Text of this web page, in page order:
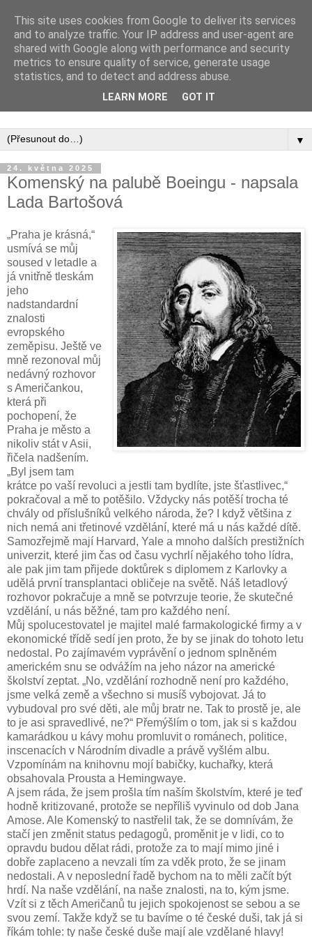
Inspirujte se tím, co píší posluchači kurzů a co se na nich
▼
24. května 2025
Komenský na palubě Boeingu - napsala
Lada Bartošová
„Praha je krásná,“
usmívá se můj
soused v letadle a
já vnitřně tleskám
jeho
nadstandardní
znalosti
evropského
zeměpisu. Ještě ve
mně rezonoval můj
nedávný rozhovor
s Američankou,
která při
pochopení, že
Praha je město a
nikoliv stát v Asii,
řičela nadšením.
„Byl jsem tam
krátce po vaší revoluci a jestli tam bydlíte, jste šťastlivec,“
pokračoval a mě to potěšilo. Vždycky nás potěší trocha té
chvály od příslušníků velkého národa, že? I když většina z
nich nemá ani třetinové vzdělání, které má u nás každé dítě.
Samozřejmě mají Harvard, Yale a mnoho dalších prestižních
univerzit, které jim čas od času vychrlí nějakého toho lídra,
ale pak jim tam přijede doktůrek s diplomem z Karlovky a
udělá první transplantaci obličeje na světě. Náš letadlový
rozhovor pokračuje a mně se potvrzuje teorie, že skutečné
vzdělání, u nás běžné, tam pro každého není.
Můj spolucestovatel je majitel malé farmakologické firmy a v
ekonomické třídě sedí jen proto, že by se jinak do tohoto letu
nedostal. Po zajímavém vyprávění o jednom splněném
americkém snu se odvážím na jeho názor na americké
školství zeptat. „No, vzdělání rozhodně není pro každého,
jsme velká země a všechno si musíš vybojovat. Já to
vybudoval pro své děti, ale můj bratr ne. Tak to prostě je, ale
to je asi spravedlivé, ne?“ Přemýšlím o tom, jak si s každou
kamarádkou u kávy mohu promluvit o románech, politice,
inscenacích v Národním divadle a právě vyšlém albu.
Vzpomínám na knihovnu mojí babičky, kuchařky, která
obsahovala Prousta a Hemingwaye.
A jsem ráda, že jsem prošla tím naším školstvím, které je teď
hodně kritizované, protože se nepříliš vyvinulo od dob Jana
Amose. Ale Komenský to nastřelil tak, že se domnívám, že
stačí jen změnit status pedagogů, proměnit je v lidi, co to
opravdu budou dělat rádi, protože za to mají mimo jiné i
dobře zaplaceno a nevzali tím za vděk proto, že se jinam
nedostali. A v neposlední řadě bychom na to měli začít být
hrdí. Na naše vzdělání, na naše znalosti, na to, kým jsme.
Vzít si z těch Američanů tu jejich spokojenost se sebou a se
svou zemí. Takže když se tu bavíme o té české duši, tak já si
říkám tohle: ty naše české duše mají ale vzdělané hlavy!
This site uses cookies from Google to deliver its services
and to analyze traffic. Your IP address and user-agent are
shared with Google along with performance and security
metrics to ensure quality of service, generate usage
statistics, and to detect and address abuse.
LEARN MORE GOT IT